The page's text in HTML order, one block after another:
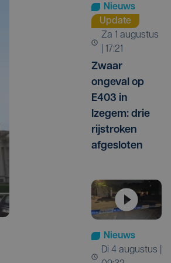
Nieuws
Update
za 1 augustus
| 17:21
Zwaar
ongeval op
E403 in
Izegem: drie
rijstroken
afgesloten
Nieuws
di 4 augustus |